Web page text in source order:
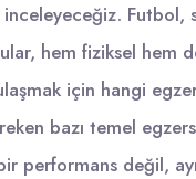
Futbol,
hem fiziksel hem
için hangi
bazı temel
performans değil,